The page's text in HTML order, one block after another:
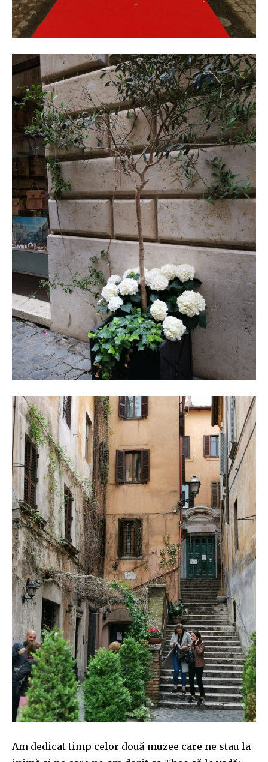
Am dedicat timp celor două muzee care ne stau la